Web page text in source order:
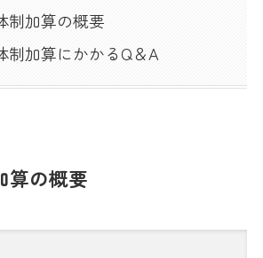
制加算の概要
制加算にかかるQ＆A
算の概要